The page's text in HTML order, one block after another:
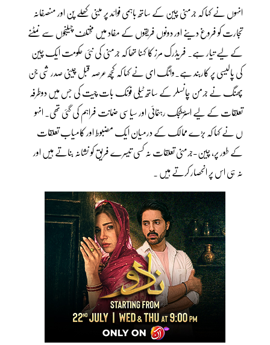
انہوں نے کہا کہ جرمنی چین کے ساتھ باہمی فوائد پر مبنی کھلے پن اور منصفانہ
تجارت کو فروغ دینے اور دونوں فریقوں کے مفاد میں مختلف چیلنجوں سے نمٹنے
کے لیے تیار ہے۔ فریڈرک مرز کا کہنا تھا کہ جرمنی کی نئی حکومت ایک چین
کی پالیسی پر کاربند ہے۔وانگ ای نے کہا کہ کچھ عرصہ قبل چینی صدر شی جن
پھنگ نے جرمن چانسلر کے ساتھ ٹیلی فونک بات چیت کی جس میں دوطرفہ
تعلقات کے لیے اسٹریٹجک رہنمائی اور سیاسی ضمانت فراہم کی گئی تھی۔ انہو
ں نے کہا کہ بڑے ممالک کے درمیان ایک مضبوط اور کامیاب تعلقات
کے طور پر، چین-جرمنی تعلقات نہ کسی تیسرے فریق کو نشانہ بناتے ہیں اور
نہ ہی اس پر انحصار کرتے ہیں ۔